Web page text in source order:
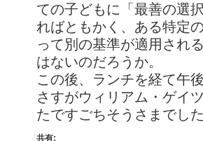
ての子どもに「最善の選
ればともかく、ある特定
って別の基準が適用され
はないのだろうか。
この後、ランチを経て午
さすがウィリアム・ゲイ
たですごちそうさまでし
共有: